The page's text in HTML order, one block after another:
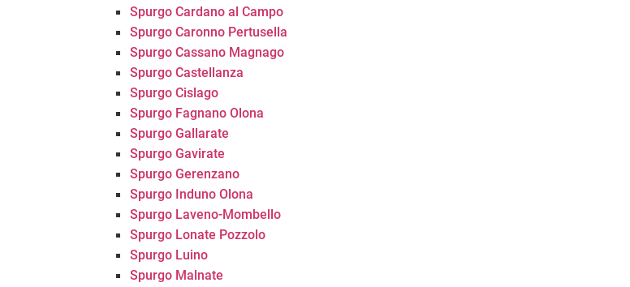
Spurgo Cardano al Campo
Spurgo Caronno Pertusella
Spurgo Cassano Magnago
Spurgo Castellanza
Spurgo Cislago
Spurgo Fagnano Olona
Spurgo Gallarate
Spurgo Gavirate
Spurgo Gerenzano
Spurgo Induno Olona
Spurgo Laveno-Mombello
Spurgo Lonate Pozzolo
Spurgo Luino
Spurgo Malnate